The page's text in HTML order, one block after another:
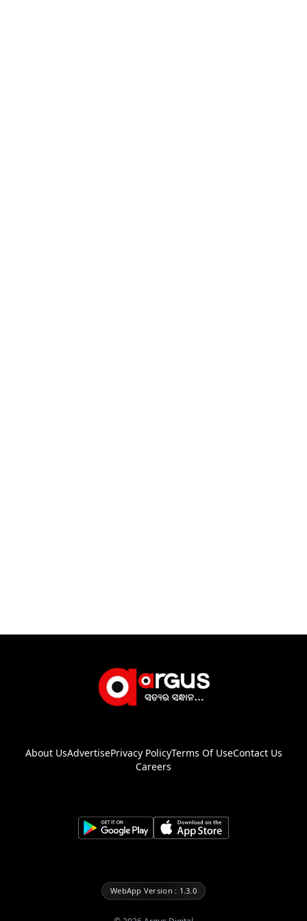
About UsAdvertisePrivacy PolicyTerms Of UseContact Us
Careers
WebApp Version : 1.3.0